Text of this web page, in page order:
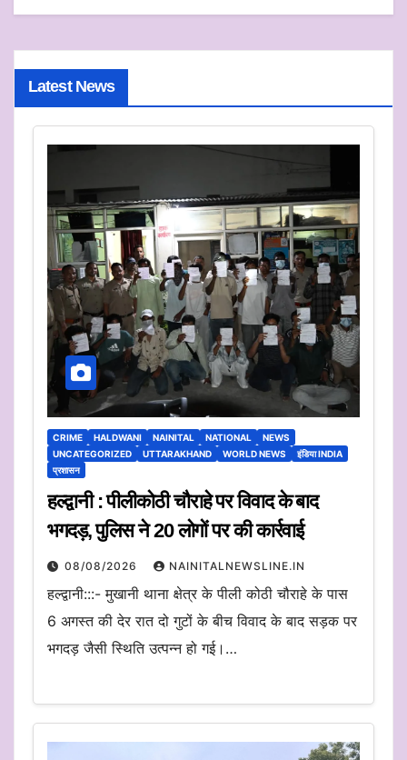
Latest News
CRIME HALDWANI NAINITAL NATIONAL
NEWS
UNCATEGORIZED
UTTARAKHAND WORLD NEWS
इंडिया INDIA
प्रशासन
हल्द्वानी : पीलीकोठी चौराहे पर विवाद के बाद
भगदड़, पुलिस ने 20 लोगों पर की कार्रवाई
08/08/2026 NAINITALNEWSLINE.IN
हल्द्वानी:::- मुखानी थाना क्षेत्र के पीली कोठी चौराहे के पास
6 अगस्त की देर रात दो गुटों के बीच विवाद के बाद सड़क पर
भगदड़ जैसी स्थिति उत्पन्न हो गई।…